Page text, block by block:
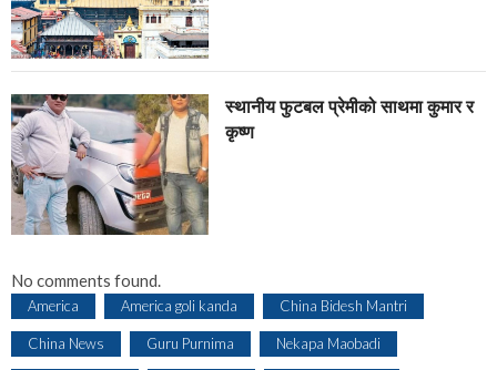
स्थानीय फुटबल प्रेमीको साथमा कुमार र
कृष्ण
No comments found.
America America goli kanda China Bidesh Mantri
China News Guru Purnima Nekapa Maobadi